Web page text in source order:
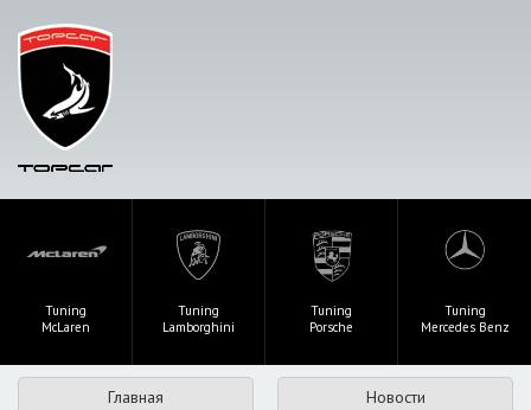
Tuning
McLaren
Tuning
Lamborghini
Tuning
Porsche
Tuning
Mercedes Benz
Главная Новости